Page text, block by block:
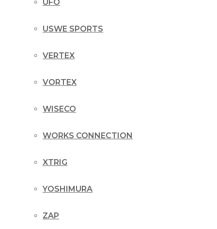
UFO
USWE SPORTS
VERTEX
VORTEX
WISECO
WORKS CONNECTION
XTRIG
YOSHIMURA
ZAP